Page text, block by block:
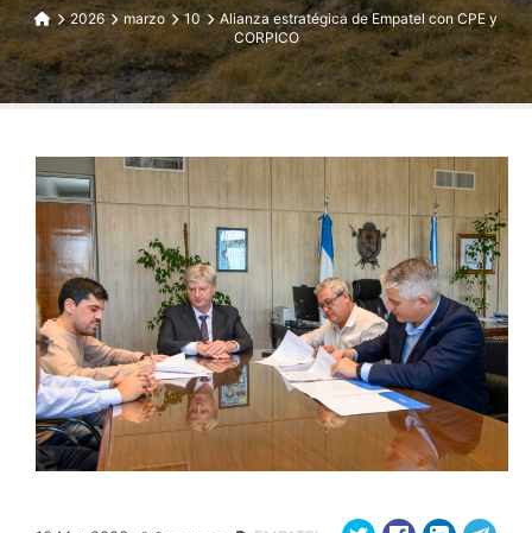
2026 marzo 10
Alianza estratégica de Empatel con CPE y
CORPICO